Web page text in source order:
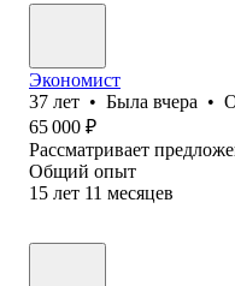
Экономист
37 лет • Была вчера •
65 000 ₽
Рассматривает
Общий опыт
15 лет 11 месяцев